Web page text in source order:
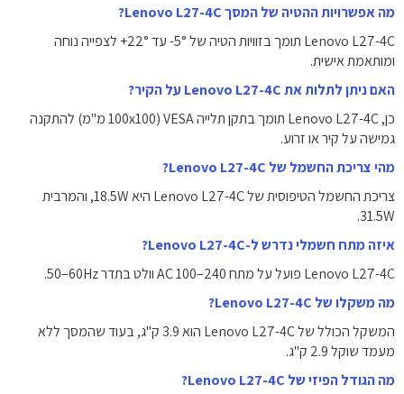
מה אפשרויות ההטיה של המסך Lenovo L27-4C?
Lenovo L27-4C תומך בזוויות הטיה של ‎-5°‎ עד ‎+22°‎ לצפייה נוחה
ומותאמת אישית.
האם ניתן לתלות את Lenovo L27-4C על הקיר?
כן, Lenovo L27-4C תומך בתקן תלייה ‎VESA‎ ‏(100x100 מ"מ)‎ להתקנה
גמישה על קיר או זרוע.
מהי צריכת החשמל של Lenovo L27-4C?
צריכת החשמל הטיפוסית של Lenovo L27-4C היא ‎18.5W‎, והמרבית
‎31.5W‎.
איזה מתח חשמלי נדרש ל-Lenovo L27-4C?
Lenovo L27-4C פועל על מתח ‎AC 100–240 וולט‎ בתדר ‎50–60Hz‎.
מה משקלו של Lenovo L27-4C?
המשקל הכולל של Lenovo L27-4C הוא ‎3.9 ק"ג‎, בעוד שהמסך ללא
מעמד שוקל ‎2.9 ק"ג‎.
מה הגודל הפיזי של Lenovo L27-4C?